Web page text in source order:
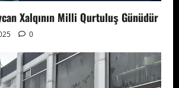
Xalqının Milli Qurtuluş Günüdür
0